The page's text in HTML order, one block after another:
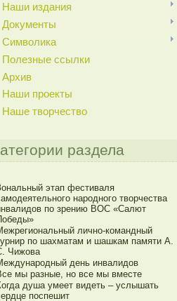
Наши издания
Документы
Символика
Полезные ссылки
Архив
Наши проекты
Наше творчество
раздела
этап фестиваля
народного творчества
по зрению ВОС «Салют
лично-командный
по шахматам и шашкам памяти А.
Чижова
день инвалидов
мы разные, но все мы вместе
душа умеет видеть – услышать
поспешит